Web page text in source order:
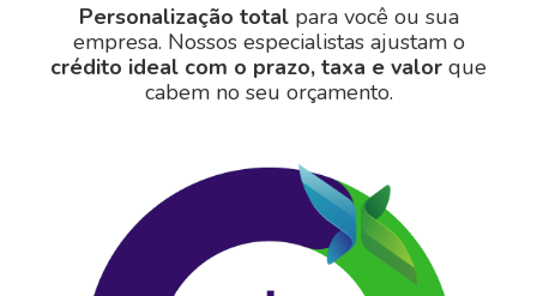
Personalização total para você ou sua
empresa. Nossos especialistas ajustam o
crédito ideal com o prazo, taxa e valor que
cabem no seu orçamento.